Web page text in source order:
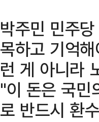
박주민 민주
목하고 기억
런 게 아니라
"이 돈은 국민
로 반드시 환